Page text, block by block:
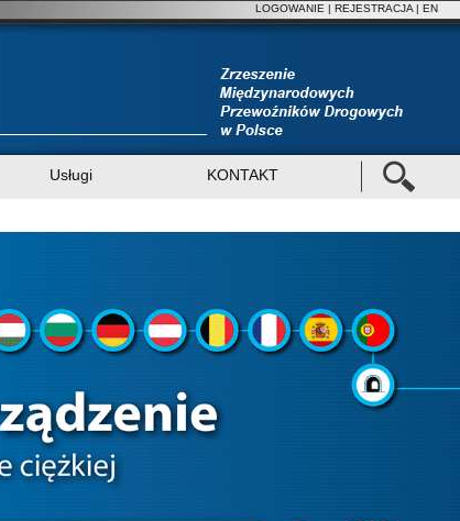
LOGOWANIE | REJESTRACJA | EN
Usługi KONTAKT